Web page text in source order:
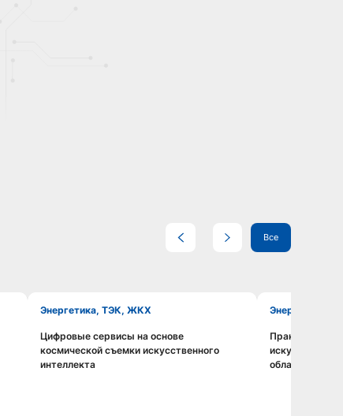
Все
Энергетика, ТЭК, ЖКХ
Смотреть видео
Цифровые сервисы на основе
космической съемки искусственного
интеллекта
Энергетика,
Практическое
области